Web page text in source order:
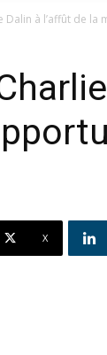
Dalin à l’affût de
X